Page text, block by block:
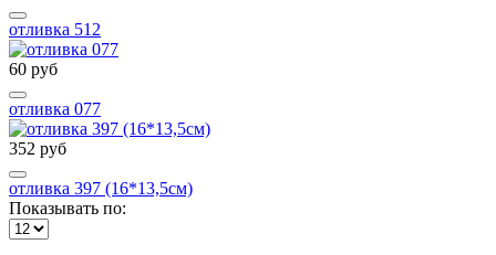
отливка 512
60 руб
отливка 077
352 руб
отливка 397 (16*13,5см)
Показывать по: